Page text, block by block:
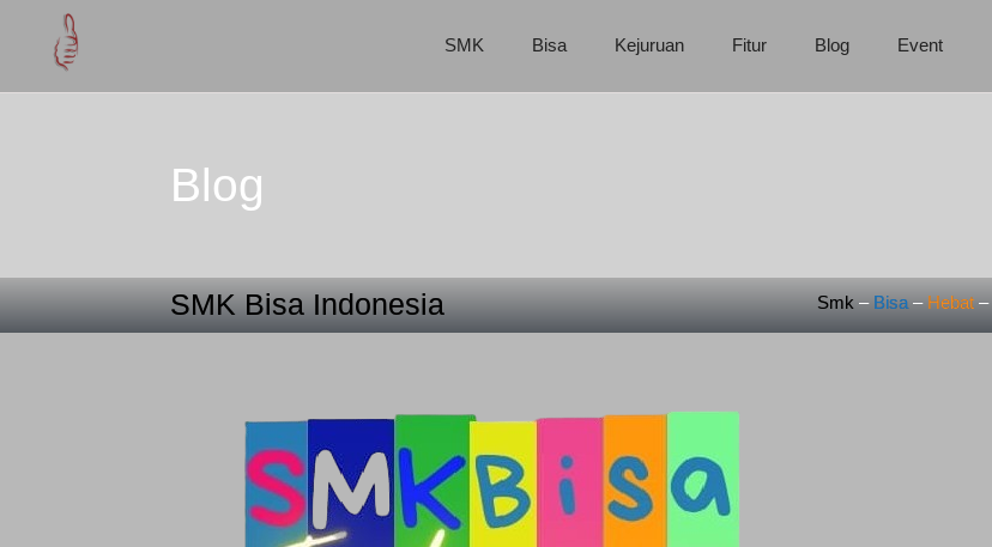
SMK Bisa Kejuruan Fitur Blog Event
Blog
SMK Bisa Indonesia Smk – Bisa – Hebat –